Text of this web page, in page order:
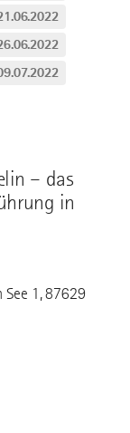
– das
in
See 1, 87629